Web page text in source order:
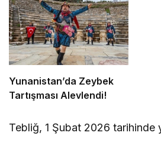
Yunanistan’da Zeybek
Tartışması Alevlendi!
Tebliğ, 1 Şubat 2026 tarihinde